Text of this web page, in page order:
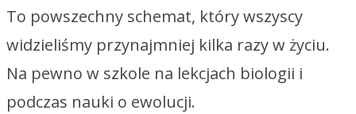
To powszechny schemat, który wszyscy
widzieliśmy przynajmniej kilka razy w życiu.
Na pewno w szkole na lekcjach biologii i
podczas nauki o ewolucji.